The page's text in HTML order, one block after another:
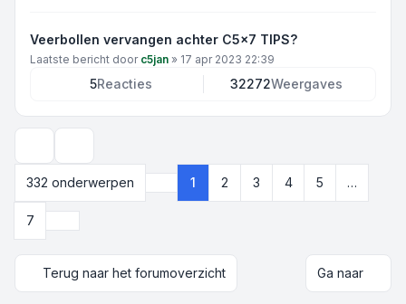
Veerbollen vervangen achter C5x7 TIPS?
Laatste bericht door c5jan » 17 apr 2023 22:39
5Reacties 32272Weergaves
332 onderwerpen
Pagina van
1 2 3 4 5 …
7
Terug naar het forumoverzicht Ga naar